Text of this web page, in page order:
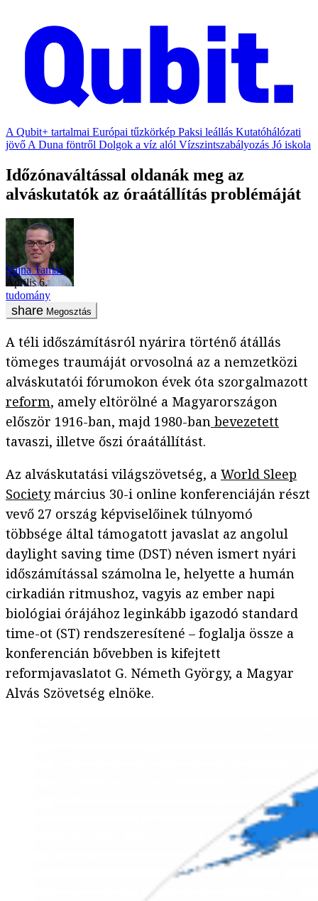
A Qubit+ tartalmai Európai tűzkörkép Paksi leállás Kutatóhálózati
jövő A Duna föntről Dolgok a víz alól Vízszintszabályozás Jó iskola
Időzónaváltással oldanák meg az
alváskutatók az óraátállítás problémáját
Vajna Tamás
április 6.
tudomány
Megosztás
A téli időszámításról nyárira történő átállás
tömeges traumáját orvosolná az a nemzetközi
alváskutatói fórumokon évek óta szorgalmazott
reform, amely eltörölné a Magyarországon
először 1916-ban, majd 1980-ban bevezetett
tavaszi, illetve őszi óraátállítást.
Az alváskutatási világszövetség, a World Sleep
Societymárcius 30-i online konferenciáján részt
vevő 27 ország képviselőinek túlnyomó
többsége által támogatott javaslat az angolul
daylight saving time (DST) néven ismert nyári
időszámítással számolna le, helyette a humán
cirkadián ritmushoz, vagyis az ember napi
biológiai órájához leginkább igazodó standard
time-ot (ST) rendszeresítené – foglalja össze a
konferencián bővebben is kifejtett
reformjavaslatot G. Németh György, a Magyar
Alvás Szövetség elnöke.